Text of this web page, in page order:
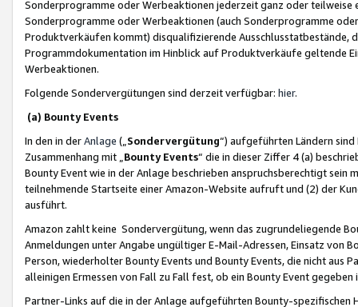
Sonderprogramme oder Werbeaktionen jederzeit ganz oder
Sonderprogramme oder Werbeaktionen (auch Sonderprogramme
Produktverkäufen kommt) disqualifizierende Ausschlusstatbestände,
Programmdokumentation im Hinblick auf Produktverkäufe geltende
Werbeaktionen.
Folgende Sondervergütungen sind derzeit verfügbar: hier.
(a) Bounty Events
In den in derAnlage („ Sondervergütung“) aufgeführten Ländern
Zusammenhang mit „ Bounty Events“ die in dieser Ziffer 4 (a)
Bounty Event wie in der Anlage beschrieben anspruchsberechtigt sein
teilnehmende Startseite einer Amazon-Website aufruft und (2) der
ausführt.
Amazon zahlt keine Sondervergütung, wenn das zugrundeliegende
Anmeldungen unter Angabe ungültiger E-Mail-Adressen, Einsatz von
Person, wiederholter Bounty Events und Bounty Events, die nicht
alleinigen Ermessen von Fall zu Fall fest, ob ein Bounty Event
Partner-Links auf die in der Anlage aufgeführten Bounty-spezifischen